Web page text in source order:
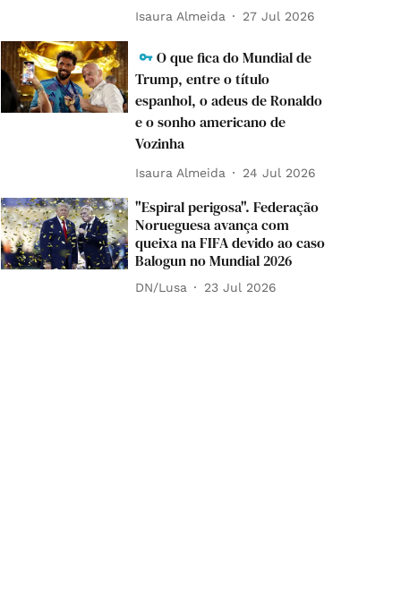
Isaura Almeida 27 Jul 2026
O que fica do Mundial de
Trump, entre o título
espanhol, o adeus de Ronaldo
e o sonho americano de
Vozinha
Isaura Almeida 24 Jul 2026
"Espiral perigosa". Federação
Norueguesa avança com
queixa na FIFA devido ao caso
Balogun no Mundial 2026
DN/Lusa 23 Jul 2026